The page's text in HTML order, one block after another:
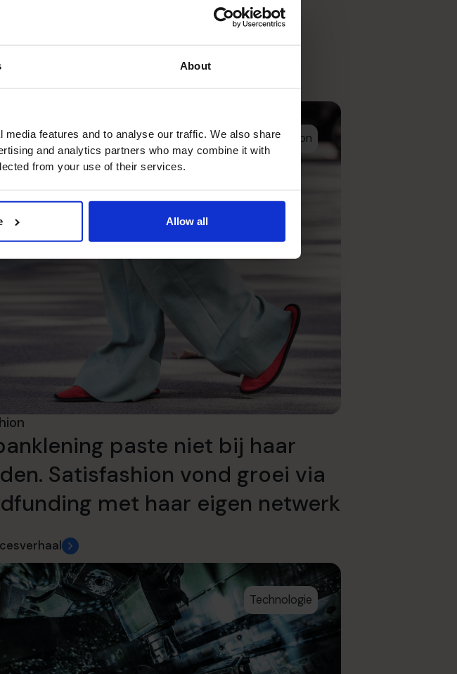
About
features and to analyse our traffic. We also share
and analytics partners who may combine it with
from your use of their services.
Allow all
23G vond overzicht in een
dashboard
Fashion
paste niet bij haar
Satisfashion vond groei via
met haar eigen netwerk
Technologie